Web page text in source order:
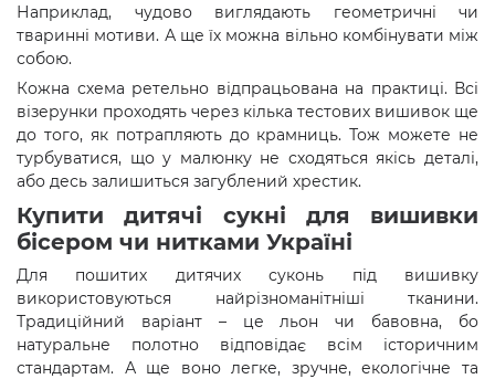
Наприклад, чудово виглядають геометричні чи
тваринні мотиви. А ще їх можна вільно комбінувати між
собою.
Кожна схема ретельно відпрацьована на практиці. Всі
візерунки проходять через кілька тестових вишивок ще
до того, як потрапляють до крамниць. Тож можете не
турбуватися, що у малюнку не сходяться якісь деталі,
або десь залишиться загублений хрестик.
Купити дитячі сукні для вишивки
бісером чи нитками Україні
Для пошитих дитячих суконь під вишивку
використовуються найрізноманітніші тканини.
Традиційний варіант – це льон чи бавовна, бо
натуральне полотно відповідає всім історичним
стандартам. А ще воно легке, зручне, екологічне та